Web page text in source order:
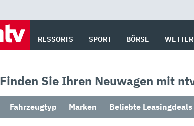
RESSORTS SPORT BÖRSE WETTER
Finden Sie Ihren Neuwagen mit
Fahrzeugtyp Marken Beliebte Leasingdeals